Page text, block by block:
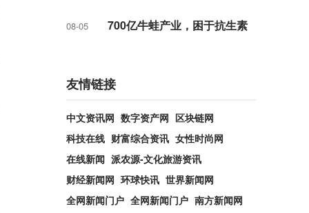
08-05 700亿牛蛙产业，困于抗生素
友情链接
中文资讯网 数字资产网 区块链网
科技在线 财富综合资讯 女性时尚网
在线新闻 派农源-文化旅游资讯
财经新闻网 环球快讯 世界新闻网
全网新闻门户 全网新闻门户 南方新闻网